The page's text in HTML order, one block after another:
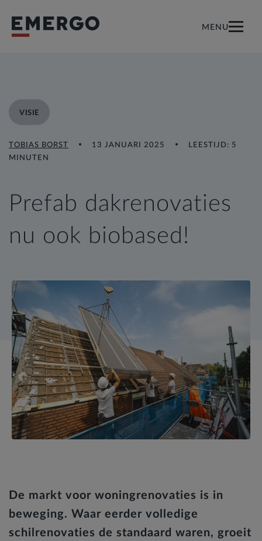
MENU
VISIE
TOBIAS BORST 13 JANUARI 2025
LEESTIJD: 5
MINUTEN
Prefab dakrenovaties
nu ook biobased!
De markt voor woningrenovaties is in
beweging. Waar eerder volledige
schilrenovaties de standaard waren, groeit